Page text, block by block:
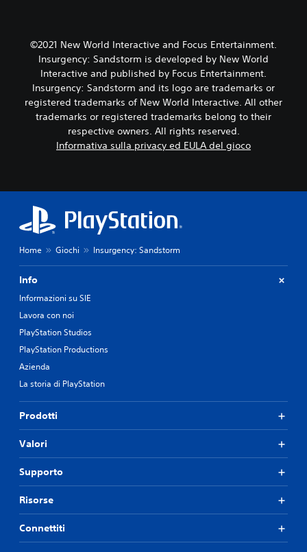
©2021 New World Interactive and Focus Entertainment.
Insurgency: Sandstorm is developed by New World
Interactive and published by Focus Entertainment.
Insurgency: Sandstorm and its logo are trademarks or
registered trademarks of New World Interactive. All other
trademarks or registered trademarks belong to their
respective owners. All rights reserved.
Informativa sulla privacy ed EULA del gioco
Home Giochi Insurgency: Sandstorm
Info
Informazioni su SIE
Lavora con noi
PlayStation Studios
PlayStation Productions
Azienda
La storia di PlayStation
Prodotti
Valori
Supporto
Risorse
Connettiti